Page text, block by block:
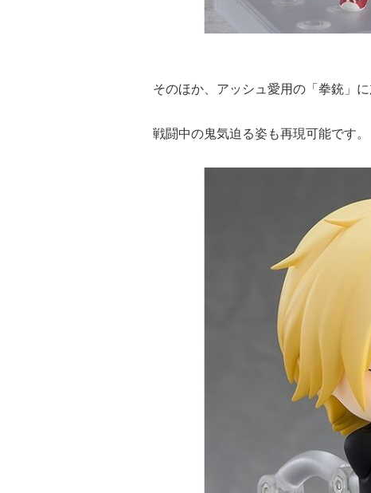
そのほか、アッシュ愛用の「拳銃」
戦闘中の鬼気迫る姿も再現可能です。